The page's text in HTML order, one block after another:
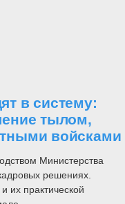
в систему:
тылом,
войсками
Министерства
решениях.
их практической